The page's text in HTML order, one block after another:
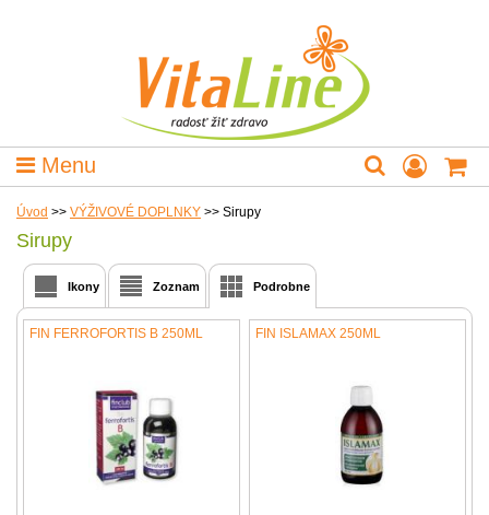
Menu
Úvod >> VÝŽIVOVÉ DOPLNKY >> Sirupy
Sirupy
Ikony Zoznam Podrobne
FIN FERROFORTIS B 250ML FIN ISLAMAX 250ML